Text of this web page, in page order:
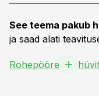
See teema pakub
ja saad alati
Rohepööre